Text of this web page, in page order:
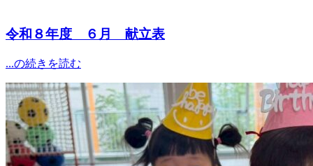
令和８年度 ６月 献立表
...の続きを読む